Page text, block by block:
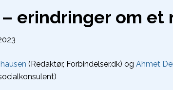
– erindringer om
(Redaktør, Forbindelser.dk) og Ahmet